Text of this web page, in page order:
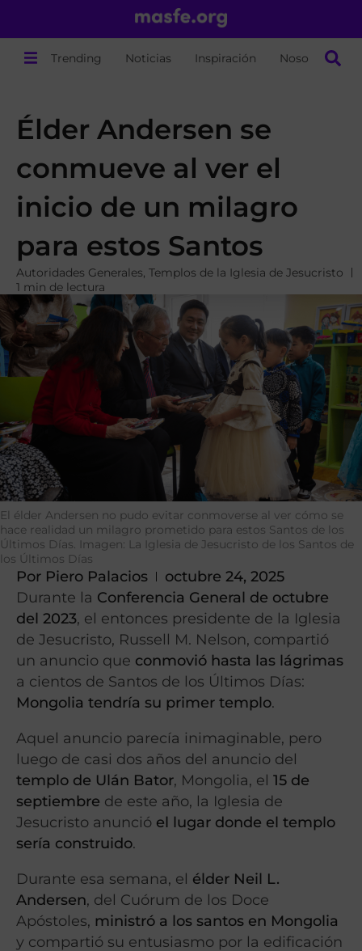
Trending Noticias Inspiración Nosotros
Élder Andersen se
conmueve al ver el
inicio de un milagro
para estos Santos
Autoridades Generales, Templos de la Iglesia de Jesucristo
1 min de lectura
El élder Andersen no pudo evitar conmoverse al ver cómo se
hace realidad un milagro prometido para estos Santos de los
Últimos Días. Imagen: La Iglesia de Jesucristo de los Santos de
los Últimos Días
Por Piero Palacios
octubre 24, 2025
Durante la Conferencia General de octubre
del 2023, el entonces presidente de la Iglesia
de Jesucristo, Russell M. Nelson, compartió
un anuncio que conmovió hasta las lágrimas
a cientos de Santos de los Últimos Días:
Mongolia tendría su primer templo.
Aquel anuncio parecía inimaginable, pero
luego de casi dos años del anuncio del
templo de Ulán Bator, Mongolia, el 15 de
septiembre de este año, la Iglesia de
Jesucristo anunció el lugar donde el templo
sería construido.
Durante esa semana, el élder Neil L.
Andersen, del Cuórum de los Doce
Apóstoles, ministró a los santos en Mongolia
y compartió su entusiasmo por la edificación